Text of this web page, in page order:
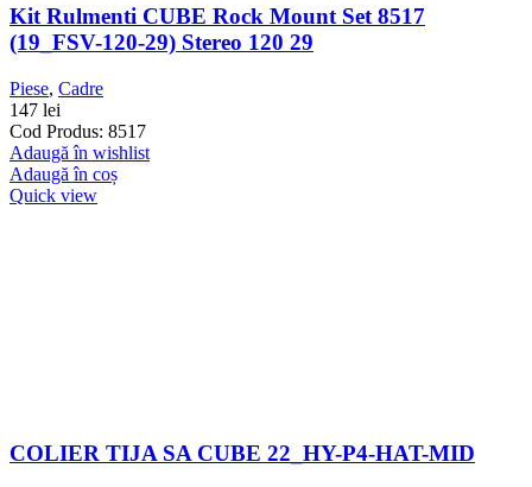
Kit Rulmenti CUBE Rock Mount Set 8517
(19_FSV-120-29) Stereo 120 29
Piese, Cadre
147 lei
Cod Produs: 8517
Adaugă în wishlist
Adaugă în coș
Quick view
COLIER TIJA SA CUBE 22_HY-P4-HAT-MID